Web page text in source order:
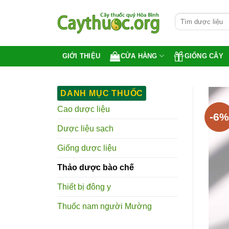
dung
Tìm
kiếm:
GIỚI THIỆU CỬA HÀNG GIỐNG CÂY
DANH MỤC THUỐC
Cao dược liệu
Dược liệu sạch
Giống dược liệu
Thảo dược bào chế
Thiết bị đông y
Thuốc nam người Mường
-6%